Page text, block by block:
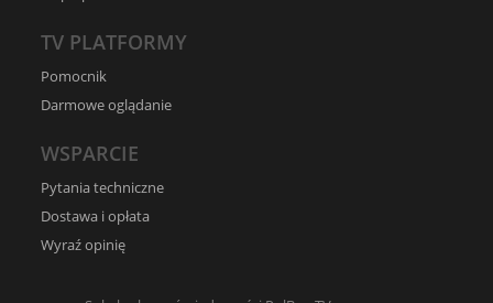
TV PLATFORMY
Pomocnik
Darmowe oglądanie
WSPARCIE
Pytania techniczne
Dostawa i opłata
Wyraź opinię